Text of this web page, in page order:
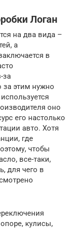
Логан
на два вида –
а
в
за
за этим нужно
оно
его настолько
авто. Хотя
где
чтобы
все-таки,
для чего в
кулисы,